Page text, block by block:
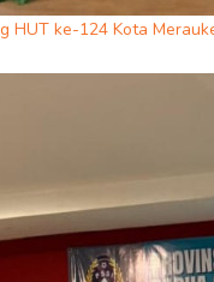
HUT ke-124 Kota